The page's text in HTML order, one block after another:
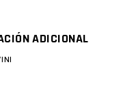
ADICIONAL